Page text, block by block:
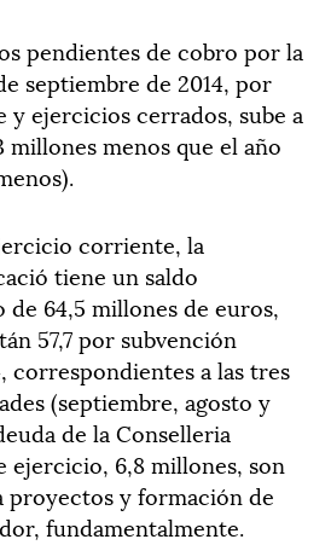
pendientes de cobro por la
septiembre de 2014, por
ejercicios cerrados, sube a
millones menos que el año
corriente, la
tiene un saldo
de 64,5 millones de euros,
57,7 por subvención
correspondientes a las tres
(septiembre, agosto y
de la Conselleria
ejercicio, 6,8 millones, son
proyectos y formación de
fundamentalmente.